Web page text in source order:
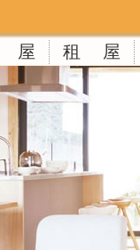
屋 租 屋